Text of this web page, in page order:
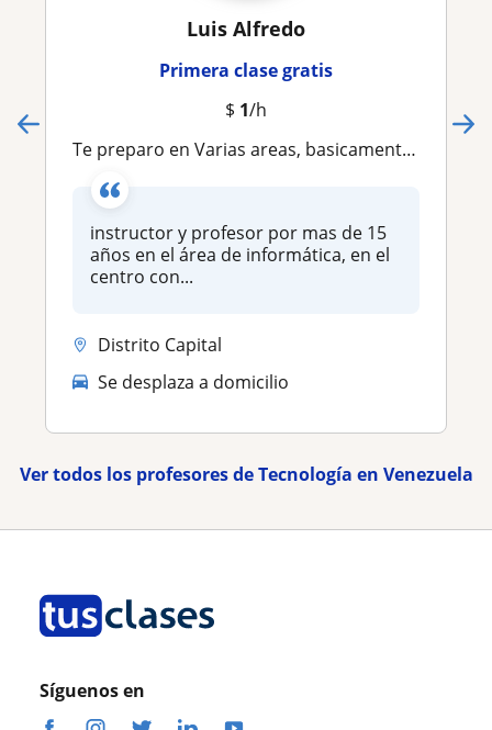
Luis Alfredo
Primera clase gratis
$ 1/h
Te preparo en Varias areas, basicamente en tecnologia, online, presencial
instructor y profesor por mas de 15
años en el área de informática, en el
centro con...
Distrito Capital
Se desplaza a domicilio
Ver todos los profesores de Tecnología en Venezuela
Síguenos en